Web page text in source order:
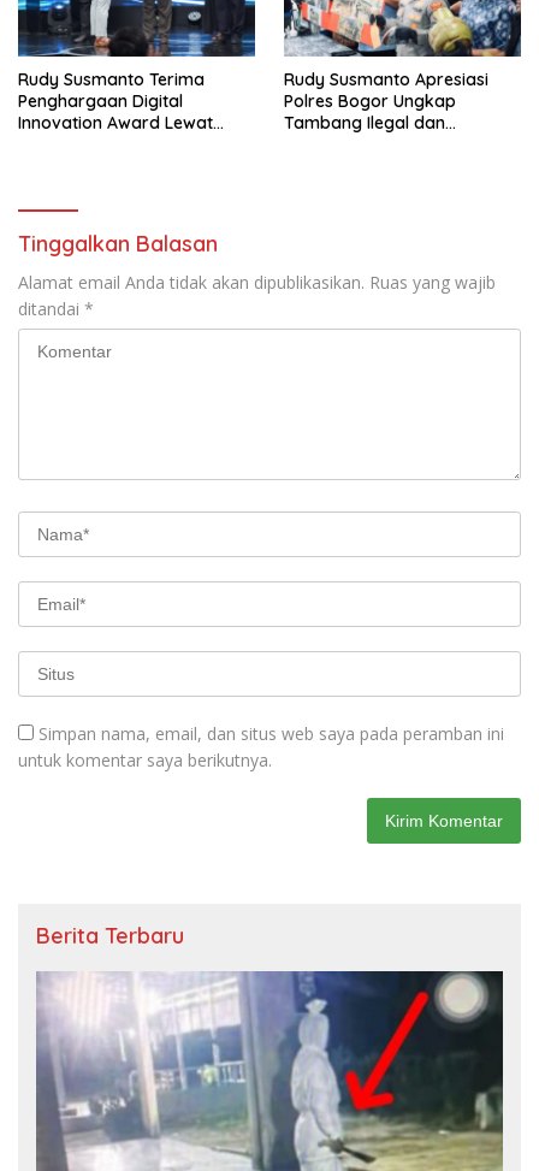
Rudy Susmanto Terima
Penghargaan Digital
Innovation Award Lewat
Rudy Susmanto Apresiasi
Polres Bogor Ungkap
Tambang Ilegal dan
Tinggalkan Balasan
Alamat email Anda tidak akan dipublikasikan. Ruas yang wajib
ditandai *
Simpan nama, email, dan situs web saya pada peramban ini
untuk komentar saya berikutnya.
Berita Terbaru